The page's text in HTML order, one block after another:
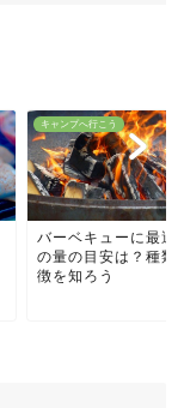
キャンプへ行こう
バーベキューに最適
の量の目安は？種類
徴を知ろう